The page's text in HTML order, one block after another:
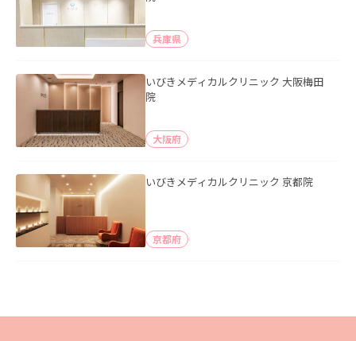
兵庫県
いびきメディカルクリニック 大阪梅田
院
大阪府
いびきメディカルクリニック 京都院
京都府